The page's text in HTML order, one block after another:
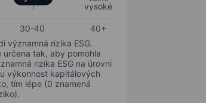
vysoké
30-40
40+
významná rizika ESG.
určena tak, aby pomohla
rizika ESG na úrovni
výkonnost kapitálových
tím lépe (0 znamená